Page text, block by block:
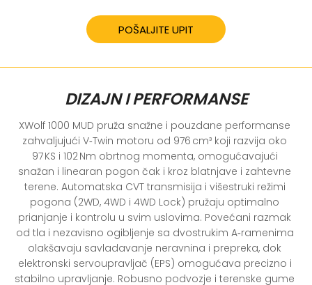
POŠALJITE UPIT
DIZAJN I PERFORMANSE
XWolf 1000 MUD pruža snažne i pouzdane performanse
zahvaljujući V‑Twin motoru od 976 cm³ koji razvija oko
97 KS i 102 Nm obrtnog momenta, omogućavajući
snažan i linearan pogon čak i kroz blatnjave i zahtevne
terene. Automatska CVT transmisija i višestruki režimi
pogona (2WD, 4WD i 4WD Lock) pružaju optimalno
prianjanje i kontrolu u svim uslovima. Povećani razmak
od tla i nezavisno ogibljenje sa dvostrukim A‑ramenima
olakšavaju savladavanje neravnina i prepreka, dok
elektronski servoupravljač (EPS) omogućava precizno i
stabilno upravljanje. Robusno podvozje i terenske gume